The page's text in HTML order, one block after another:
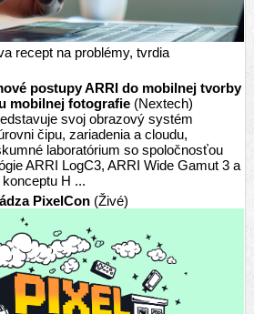
recept na problémy, tvrdia
postupy ARRI do mobilnej tvorby
mobilnej fotografie (Nextech)
svoj obrazový systém
čipu, zariadenia a cloudu,
laboratórium so spoločnosťou
ARRI LogC3, ARRI Wide Gamut 3 a
H ...
PixelCon (Živé)